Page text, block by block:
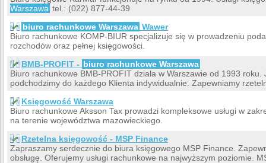
Warszawa tel.: (022) 877-44-39
biuro rachunkowe Warszawa Wawer
Biuro rachunkowe KOMP-BIUR specjalizuje się w prowadzeniu
rozchodów oraz pełnej księgowości.
BMB-PROFIT - biuro rachunkowe Warszawa
Biuro rachunkowe BMB-PROFIT działa w Warszawie od 1993
podchodzimy do każdego Klienta indywidualnie. Zapewniamy
Księgowość Warszawa
Biuro rachunkowe Aksson Tax prowadzi kompleksowe usługi w
na terenie województwa mazowieckiego.
Rzetelna księgowość - MSP Finance
Zapraszamy serdecznie do biura księgowego MSP Finance.
obsługę. Oferujemy usługi rachunkowe na najwyższym poziomie.